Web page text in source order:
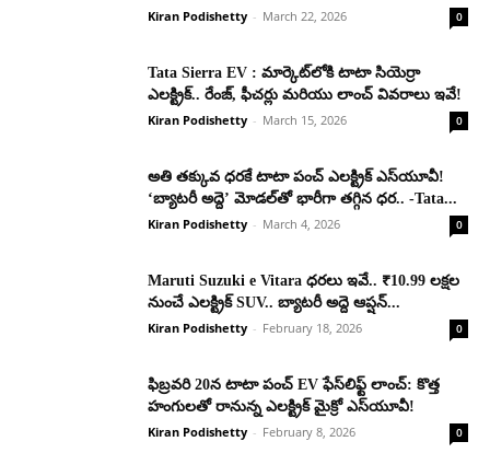
Kiran Podishetty - March 22, 2026 0
Tata Sierra EV : మార్కెట్‌లోకి టాటా సియెర్రా
ఎలక్ట్రిక్.. రేంజ్, ఫీచర్లు మరియు లాంచ్ వివరాలు ఇవే!
Kiran Podishetty - March 15, 2026 0
అతి తక్కువ ధరకే టాటా పంచ్ ఎలక్ట్రిక్ ఎస్‌యూవీ!
‘బ్యాటరీ అద్దె’ మోడల్‌తో భారీగా తగ్గిన ధర.. -Tata...
Kiran Podishetty - March 4, 2026 0
Maruti Suzuki e Vitara ధరలు ఇవే.. ₹10.99 లక్షల
నుంచే ఎలక్ట్రిక్ SUV.. బ్యాటరీ అద్దె ఆప్షన్...
Kiran Podishetty - February 18, 2026 0
ఫిబ్రవరి 20న టాటా పంచ్ EV ఫేస్‌లిఫ్ట్ లాంచ్: కొత్త
హంగులతో రానున్న ఎలక్ట్రిక్ మైక్రో ఎస్‌యూవీ!
Kiran Podishetty - February 8, 2026 0